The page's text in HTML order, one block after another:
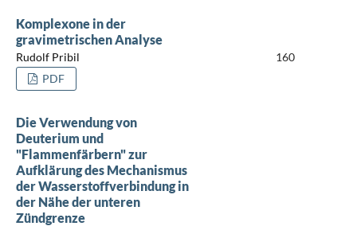
Komplexone in der
gravimetrischen Analyse
Rudolf Pribil
160
PDF
Die Verwendung von
Deuterium und
"Flammenfärbern" zur
Aufklärung des Mechanismus
der Wasserstoffverbindung in
der Nähe der unteren
Zündgrenze